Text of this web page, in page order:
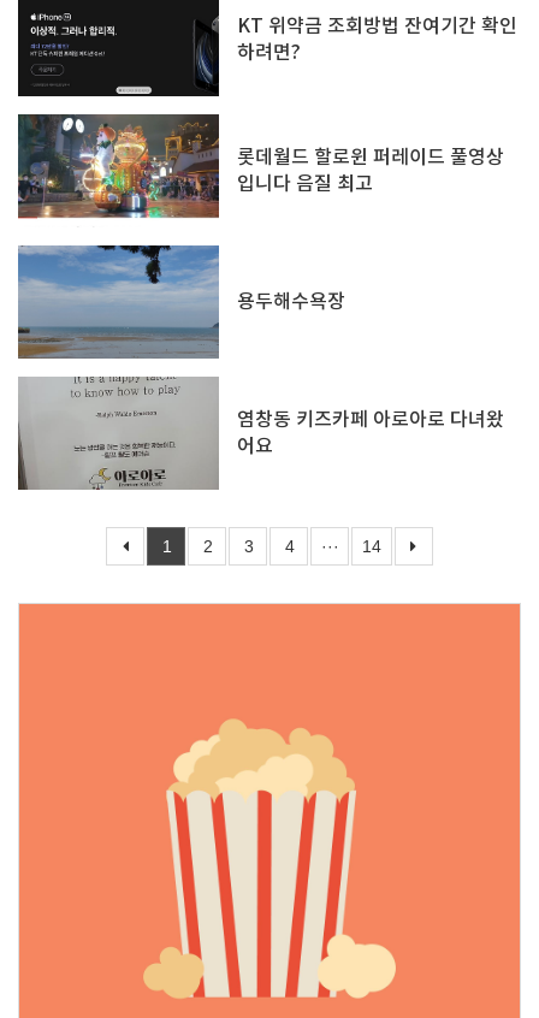
KT 위약금 조회방법 잔여기간 확인
하려면?
롯데월드 할로윈 퍼레이드 풀영상
입니다 음질 최고
용두해수욕장
염창동 키즈카페 아로아로 다녀왔
어요
1 2 3 4 ··· 14